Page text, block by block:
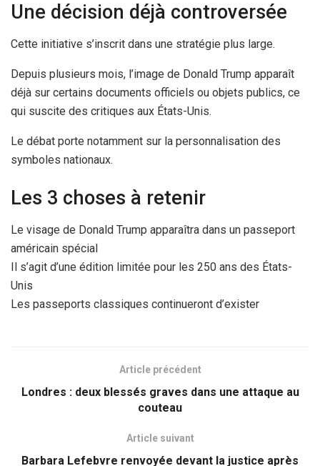
Une décision déjà controversée
Cette initiative s’inscrit dans une stratégie plus large.
Depuis plusieurs mois, l’image de Donald Trump apparaît
déjà sur certains documents officiels ou objets publics, ce
qui suscite des critiques aux États-Unis.
Le débat porte notamment sur la personnalisation des
symboles nationaux.
Les 3 choses à retenir
Le visage de Donald Trump apparaîtra dans un passeport
américain spécial
Il s’agit d’une édition limitée pour les 250 ans des États-
Unis
Les passeports classiques continueront d’exister
Article précédent
Londres : deux blessés graves dans une attaque au
couteau
Article suivant
Barbara Lefebvre renvoyée devant la justice après